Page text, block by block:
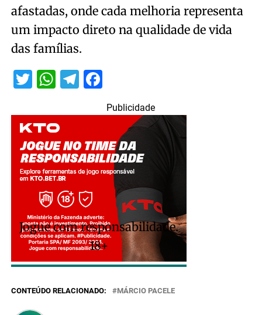
afastadas, onde cada melhoria representa
um impacto direto na qualidade de vida
das famílias.
Twitter
WhatsApp
Telegram
Facebook
Publicidade
Jogue com responsabilidade.
18+
CONTEÚDO RELACIONADO: MÁRCIO PACELE